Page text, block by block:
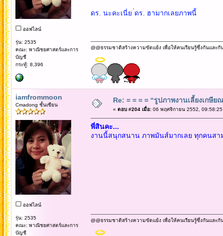
ออฟไลน์
รุ่น: 2535
คณะ: พาณิชยศาสตร์และการ
บัญชี
กระทู้: 8,396
ดร. นะคะเนี่ย ่ดร. ฮามากเลยภาพนี้
@@ธรรมชาติสร้างความขัดแย้ง เพื่อให้คนเรียนรู้ซึ่งกันและกั
iamfrommoon
Cmadong ชั้นเซียน
ออฟไลน์
รุ่น: 2535
คณะ: พาณิชยศาสตร์และการ
บัญชี
Re: = = = = “รูปภาพงานเลี้ยงเกษี
« ตอบ #204 เมื่อ:06 พฤศจิกายน 2552, 09:58:25
พี่สินคะ...
งานนี้สนุกสนาน ภาพมันส์มากเลย ทุกคนสา
@@ธรรมชาติสร้างความขัดแย้ง เพื่อให้คนเรียนรู้ซึ่งกันและกั